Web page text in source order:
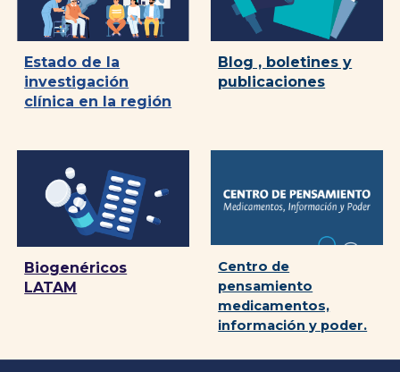
Estado de la
investigación
clínica en la región
Blog , boletines y
publicaciones
Biogenéricos
LATAM
Centro de
pensamiento
medicamentos,
información y poder.